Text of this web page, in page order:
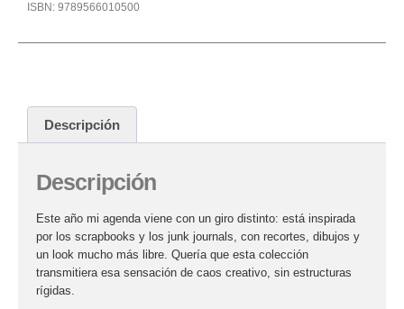
ISBN: 9789566010500
Descripción
Descripción
Este año mi agenda viene con un giro distinto: está inspirada
por los scrapbooks y los junk journals, con recortes, dibujos y
un look mucho más libre. Quería que esta colección
transmitiera esa sensación de caos creativo, sin estructuras
rígidas.